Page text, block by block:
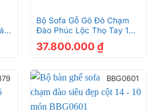
Bộ Sofa Gỗ Gõ Đỏ Chạm
Đào Phúc Lộc Thọ Tay 10,
37.800.000 ₫
BBG0601